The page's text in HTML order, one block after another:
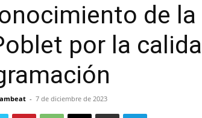
de
por la
- 7 de diciembre de 2023